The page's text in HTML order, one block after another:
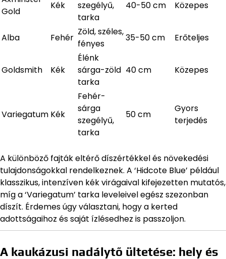
Gold
Kék
szegélyű,
tarka
40-50 cm Közepes
Alba Fehér
Zöld, széles,
fényes
35-50 cm Erőteljes
Goldsmith Kék
Élénk
sárga-zöld
tarka
40 cm Közepes
Variegatum Kék
Fehér-
sárga
szegélyű,
tarka
50 cm
Gyors
terjedés
A különböző fajták eltérő díszértékkel és növekedési
tulajdonságokkal rendelkeznek. A ‘Hidcote Blue’ például
klasszikus, intenzíven kék virágaival kifejezetten mutatós,
míg a ‘Variegatum’ tarka leveleivel egész szezonban
díszít. Érdemes úgy választani, hogy a kerted
adottságaihoz és saját ízlésedhez is passzoljon.
A kaukázusi nadálytő ültetése: hely és